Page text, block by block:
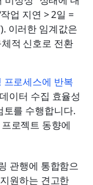
업 지연 > 2일 =
이러한 임계값은
적 신호로 전환
프로세스에 반복
이터 수집 효율성
토를 수행합니다.
로젝트 동향에
관행에 통합함으
원하는 견고한